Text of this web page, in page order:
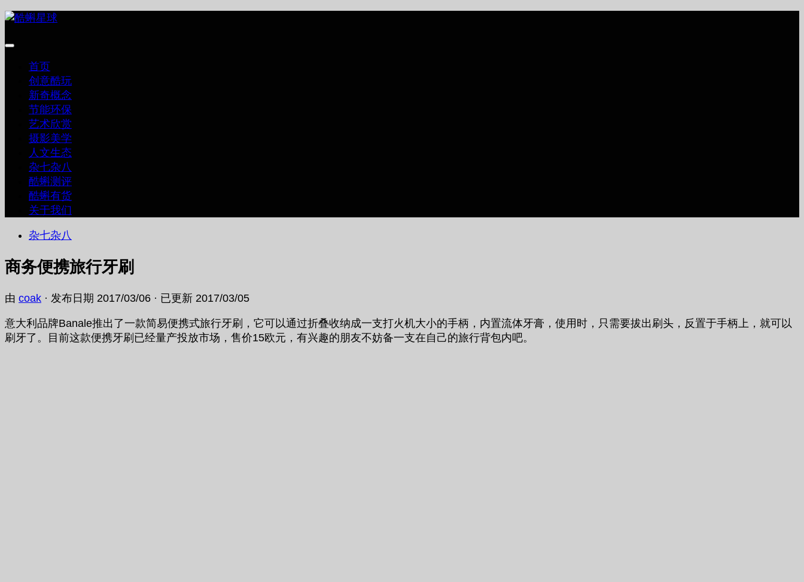
跳
内
首页
创意酷玩
新奇概念
节能环保
艺术欣赏
摄影美学
人文生态
杂七杂八
酷蝌测评
酷蝌有货
关于我们
杂七杂八
商务便携旅行牙刷
由 coak · 发布日期 2017/03/06 · 已更新 2017/03/05
意大利品牌Banale推出了一款简易便携式旅行牙刷，它可以通过折叠收纳成一支打火机大小的手柄，内置流体牙膏，使用时，只需要拔出刷头，反置于手柄上，就可以
刷牙了。目前这款便携牙刷已经量产投放市场，售价15欧元，有兴趣的朋友不妨备一支在自己的旅行背包内吧。